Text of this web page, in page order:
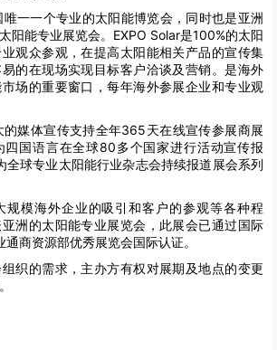
唯一一个专业的太阳能博览会，同时也是亚洲
阳能专业展览会。EXPO Solar是100%的太阳
观众参观，在提高太阳能相关产品的宣传集
的在现场实现目标客户洽谈及营销。是海外
场的重要窗口，每年海外参展企业和专业观
的媒体宣传支持全年365天在线宣传参展商展
四国语言在全球80多个国家进行活动宣传报
全球专业太阳能行业杂志会持续报道展会系列
规模海外企业的吸引和客户的参观等各种程
洲的太阳能专业展览会，此展会已通过国际
商资源部优秀展览会国际认证。
织的需求，主办方有权对展期及地点的变更